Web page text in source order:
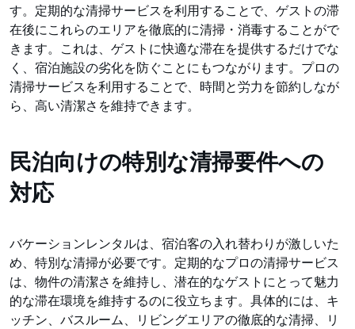
す。定期的な清掃サービスを利用することで、ゲストの滞
在後にこれらのエリアを徹底的に清掃・消毒することがで
きます。これは、ゲストに快適な滞在を提供するだけでな
く、宿泊施設の劣化を防ぐことにもつながります。プロの
清掃サービスを利用することで、時間と労力を節約しなが
ら、高い清潔さを維持できます。
民泊向けの特別な清掃要件への
対応
バケーションレンタルは、宿泊客の入れ替わりが激しいた
め、特別な清掃が必要です。定期的なプロの清掃サービス
は、物件の清潔さを維持し、潜在的なゲストにとって魅力
的な滞在環境を維持するのに役立ちます。具体的には、キ
ッチン、バスルーム、リビングエリアの徹底的な清掃、リ